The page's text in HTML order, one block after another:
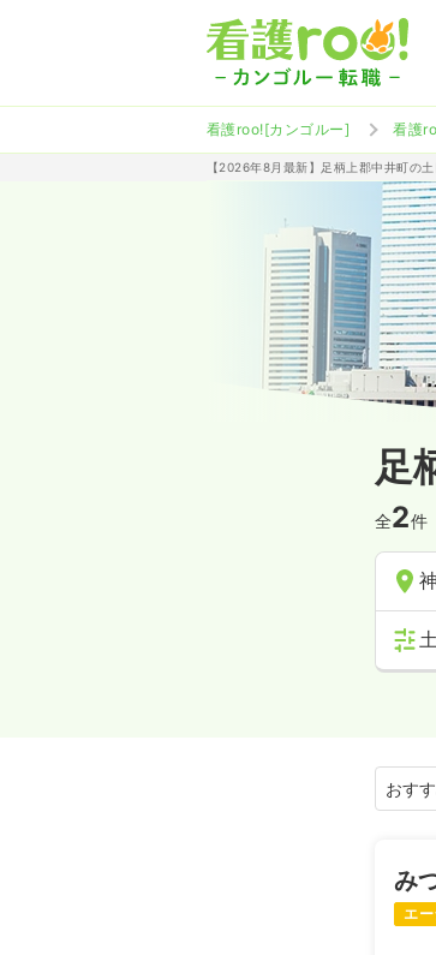
看護roo![カンゴルー] 看護
【2026年8月最新】足柄上郡中井町の
足
全2件
み
エ